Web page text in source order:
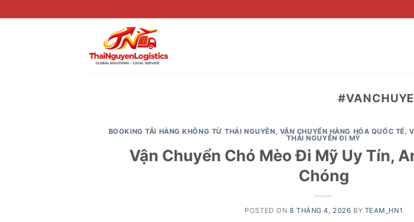
to
BOOKING TẢI HÀNG KHÔNG TỪ THÁI NGUYÊN, VẬN CHUYỂN HÀNG HÓA QUỐC TẾ,
THÁI NGUYÊN ĐI MỸ
Vận Chuyển Chó Mèo Đi Mỹ Uy Tín,
Chóng
POSTED ON 8 THÁNG 4, 2026 BY TEAM_HN1